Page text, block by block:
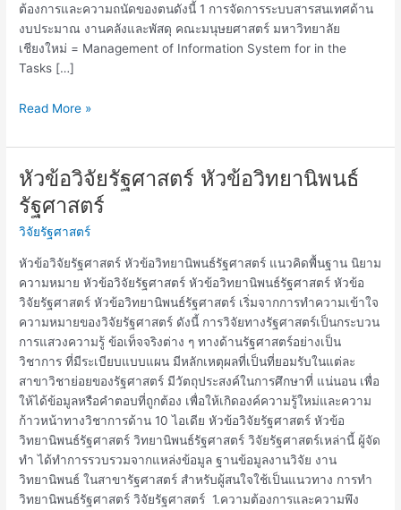
ต้องการและความถนัดของตนดังนี้ 1 การจัดการระบบสารสนเทศด้าน
งบประมาณ งานคลังและพัสดุ คณะมนุษยศาสตร์ มหาวิทยาลัย
เชียงใหม่ = Management of Information System for in the
Tasks […]
Read More »
หัวข้อวิจัยรัฐศาสตร์ หัวข้อวิทยานิพนธ์
รัฐศาสตร์
วิจัยรัฐศาสตร์
หัวข้อวิจัยรัฐศาสตร์ หัวข้อวิทยานิพนธ์รัฐศาสตร์ แนวคิดพื้นฐาน นิยาม
ความหมาย หัวข้อวิจัยรัฐศาสตร์ หัวข้อวิทยานิพนธ์รัฐศาสตร์ หัวข้อ
วิจัยรัฐศาสตร์ หัวข้อวิทยานิพนธ์รัฐศาสตร์ เริ่มจากการทำความเข้าใจ
ความหมายของวิจัยรัฐศาสตร์ ดังนี้ การวิจัยทางรัฐศาสตร์เป็นกระบวน
การแสวงความรู้ ข้อเท็จจริงต่าง ๆ ทางด้านรัฐศาสตร์อย่างเป็น
วิชาการ ที่มีระเบียบแบบแผน มีหลักเหตุผลที่เป็นที่ยอมรับในแต่ละ
สาขาวิชาย่อยของรัฐศาสตร์ มีวัตถุประสงค์ในการศึกษาที่ แน่นอน เพื่อ
ให้ได้ข้อมูลหรือคำตอบที่ถูกต้อง เพื่อให้เกิดองค์ความรู้ใหม่และความ
ก้าวหน้าทางวิชาการด้าน 10 ไอเดีย หัวข้อวิจัยรัฐศาสตร์ หัวข้อ
วิทยานิพนธ์รัฐศาสตร์ วิทยานิพนธ์รัฐศาสตร์ วิจัยรัฐศาสตร์เหล่านี้ ผู้จัด
ทำ ได้ทำการรวบรวมจากแหล่งข้อมูล ฐานข้อมูลงานวิจัย งาน
วิทยานิพนธ์ ในสาขารัฐศาสตร์ สำหรับผู้สนใจใช้เป็นแนวทาง การทำ
วิทยานิพนธ์รัฐศาสตร์ วิจัยรัฐศาสตร์ 1.ความต้องการและความพึง
หัวข้อ
วิจัย
รัฐศาสตร์
หัวข้อ
วิทยานิพนธ์